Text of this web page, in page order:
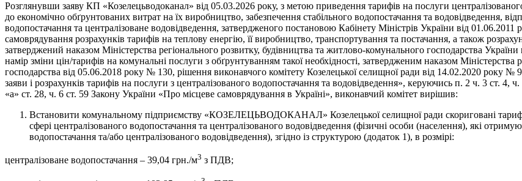
Розглянувши заяву КП «Козелецьводоканал» від 05.03.2026 року, з метою приведення тарифів на послуги
до економічно обґрунтованих витрат на їх виробництво, забезпечення стабільного водопостачання та водовідведення,
водопостачання та централізоване водовідведення, затвердженого постановою Кабінету Міністрів України від
самоврядування розрахунків тарифів на теплову енергію, її виробництво, транспортування та постачання, а також
затверджений наказом Міністерства регіонального розвитку, будівництва та житлово-комунального господарства
намір зміни цін/тарифів на комунальні послуги з обґрунтуванням такої необхідності, затвердженим наказом
господарства від 05.06.2018 року № 130, рішення виконавчого комітету Козелецької селищної ради від 14.02.2020
заяви і розрахунків тарифів на послуги з централізованого водопостачання та водовідведення», керуючись п. 2 ч. 3 ст.
«а» ст. 28, ч. 6 ст. 59 Закону України «Про місцеве самоврядування в Україні», виконавчий комітет вирішив:
Встановити комунальному підприємству «КОЗЕЛЕЦЬВОДОКАНАЛ» Козелецької селищної ради скориговані
сфері централізованого водопостачання та централізованого водовідведення (фізичні особи (населення), які
водопостачання та/або централізованого водовідведення), згідно із структурою (додаток 1), в розмірі:
централізоване водопостачання – 39,04 грн./м3 з ПДВ;